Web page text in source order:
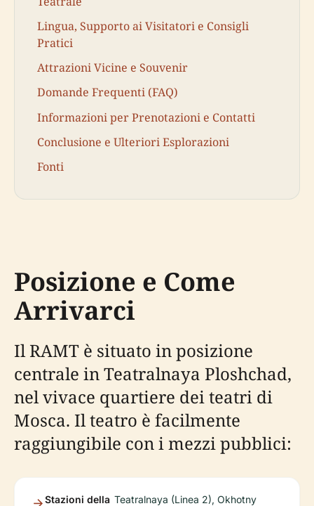
Lingua, Supporto ai Visitatori e Consigli
Pratici
Attrazioni Vicine e Souvenir
Domande Frequenti (FAQ)
Informazioni per Prenotazioni e Contatti
Conclusione e Ulteriori Esplorazioni
Fonti
Posizione e Come
Arrivarci
Il RAMT è situato in posizione
centrale in Teatralnaya Ploshchad,
nel vivace quartiere dei teatri di
Mosca. Il teatro è facilmente
raggiungibile con i mezzi pubblici:
Stazioni della Teatralnaya (Linea 2), Okhotny